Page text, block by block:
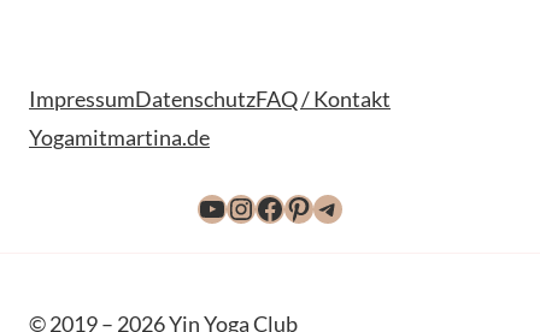
ImpressumDatenschutzFAQ / Kontakt
Yogamitmartina.de
YouTube
Instagram
Facebook
Pinterest
Telegram
© 2019 – 2026 Yin Yoga Club